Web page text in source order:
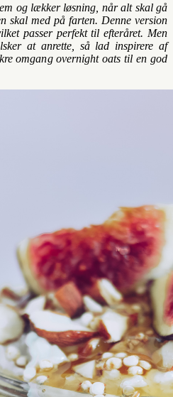
og lækker løsning, når alt skal gå
skal med på farten. Denne version
passer perfekt til efteråret. Men
at anrette, så lad inspirere af
omgang overnight oats til en god